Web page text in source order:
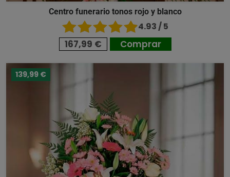
Centro funerario tonos rojo y blanco
4.93 / 5
167,99 € Comprar
139,99 €